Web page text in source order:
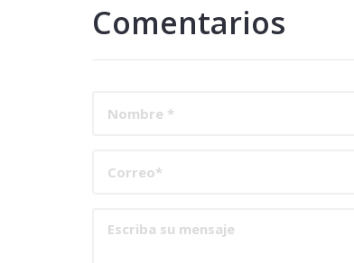
Comentarios